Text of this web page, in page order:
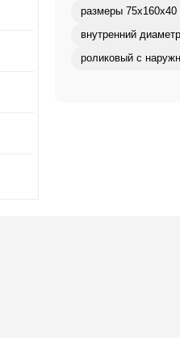
размеры
внутренний
роликовый с